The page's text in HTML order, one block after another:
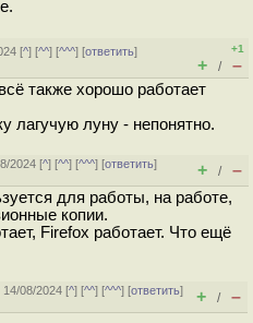
[^] [^^] [^^^] [ответить]
+1
+ / –
также хорошо работает
лагучую луну - непонятно.
2024 [^] [^^] [^^^] [ответить]
+ / –
для работы, на работе,
копии.
Firefox работает. Что ещё
08/2024 [^] [^^] [^^^] [ответить]
+ / –